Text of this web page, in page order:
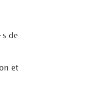
de
et